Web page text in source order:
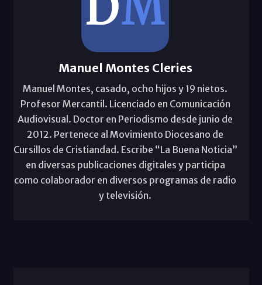
Manuel Montes Cleries
Manuel Montes, casado, ocho hijos y 19 nietos.
Profesor Mercantil. Licenciado en Comunicación
Audiovisual. Doctor en Periodismo desde junio de
2012. Pertenece al Movimiento Diocesano de
Cursillos de Cristiandad. Escribe “La Buena Noticia”
en diversas publicaciones digitales y participa
como colaborador en diversos programas de radio
y televisión.